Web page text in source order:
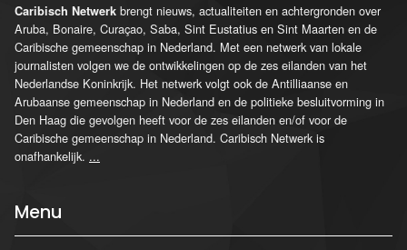
Caribisch Netwerk brengt nieuws, actualiteiten en achtergronden over
Aruba, Bonaire, Curaçao, Saba, Sint Eustatius en Sint Maarten en de
Caribische gemeenschap in Nederland. Met een netwerk van lokale
journalisten volgen we de ontwikkelingen op de zes eilanden van het
Nederlandse Koninkrijk. Het netwerk volgt ook de Antilliaanse en
Arubaanse gemeenschap in Nederland en de politieke besluitvorming in
Den Haag die gevolgen heeft voor de zes eilanden en/of voor de
Caribische gemeenschap in Nederland. Caribisch Netwerk is
onafhankelijk. ...
Menu